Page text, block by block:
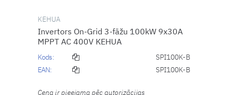
KEHUA
Invertors On-Grid 3-fāžu 100kW 9x30A
MPPT AC 400V KEHUA
Kods:
SPI100K-B
EAN:
SPI100K-B
Cena ir pieejama pēc autorizācijas